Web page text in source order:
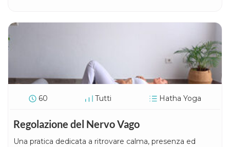
60 Tutti Hatha Yoga
Regolazione del Nervo Vago
Una pratica dedicata a ritrovare calma, presenza ed